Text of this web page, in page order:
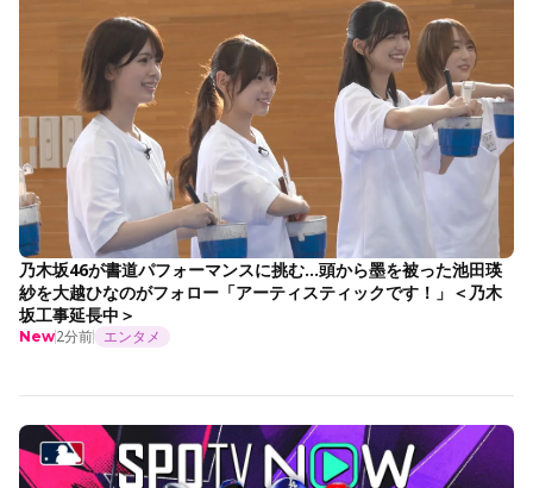
乃木坂46が書道パフォーマンスに挑む…頭から墨を被った池田瑛
紗を大越ひなのがフォロー「アーティスティックです！」＜乃木
坂工事延長中＞
New2分前 エンタメ